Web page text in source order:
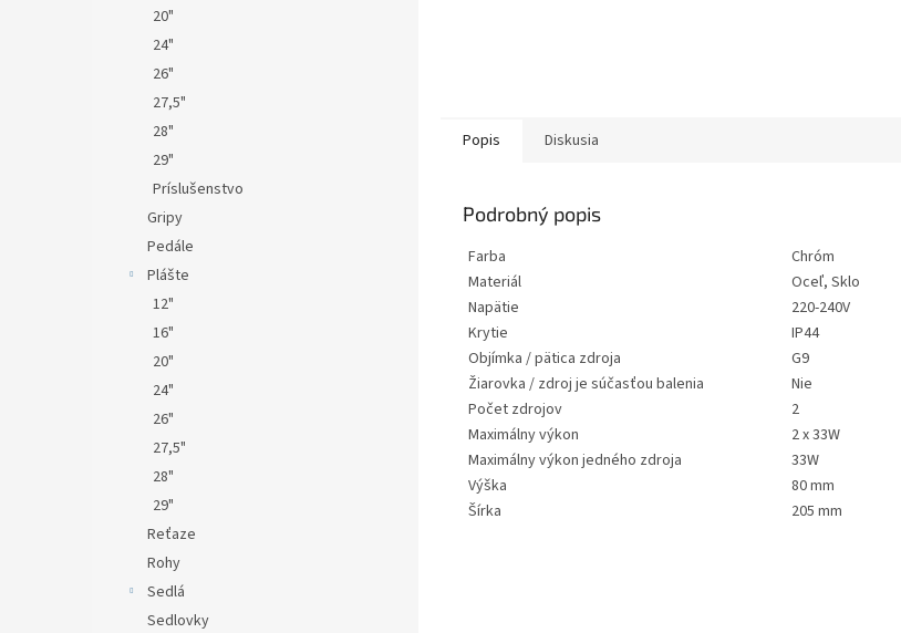
20"
24"
26"
27,5"
28"
29"
Príslušenstvo
Gripy
Pedále
Plášte
12"
16"
20"
24"
26"
27,5"
28"
29"
Reťaze
Rohy
Sedlá
Sedlovky
Popis Diskusia
Podrobný popis
Farba
Chróm
Materiál
Oceľ, Sklo
Napätie
220-240V
Krytie
IP44
Objímka / pätica zdroja
G9
Žiarovka / zdroj je súčasťou balenia
Nie
Počet zdrojov
2
Maximálny výkon
2 x 33W
Maximálny výkon jedného zdroja
33W
Výška
80 mm
Šírka
205 mm